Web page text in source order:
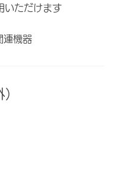
いただけます
連機器